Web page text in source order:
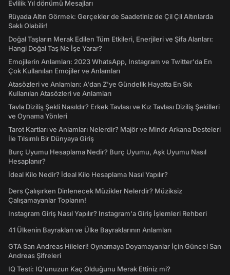
Evlilik Yıl dönümü Mesajları
Rüyada Altın Görmek: Gerçekler de Saadetiniz de Çil Çil Altınlarda
Saklı Olabilir!
Doğal Taşların Merak Edilen Tüm Etkileri, Enerjileri ve Şifa Alanları:
Hangi Doğal Taş Ne İşe Yarar?
Emojilerin Anlamları: 2023 WhatsApp, Instagram ve Twitter'da En
Çok Kullanılan Emojiler ve Anlamları
Atasözleri ve Anlamları: A'dan Z'ye Gündelik Hayatta En Sık
Kullanılan Atasözleri ve Anlamları
Tavla Diziliş Şekli Nasıldır? Erkek Tavlası ve Kız Tavlası Diziliş Şekilleri
ve Oynama Yönleri
Tarot Kartları ve Anlamları Nelerdir? Majör ve Minör Arkana Desteleri
İle Tılsımlı Bir Dünyaya Giriş
Burç Uyumu Hesaplama Nedir? Burç Uyumu, Aşk Uyumu Nasıl
Hesaplanır?
İdeal Kilo Nedir? İdeal Kilo Hesaplama Nasıl Yapılır?
Ders Çalışırken Dinlenecek Müzikler Nelerdir? Müziksiz
Çalışamayanlar Toplanın!
Instagram Giriş Nasıl Yapılır? Instagram'a Giriş İşlemleri Rehberi
41 Ülkenin Bayrakları ve Ülke Bayraklarının Anlamları
GTA San Andreas Hileleri! Oynamaya Doyamayanlar İçin Güncel San
Andreas Şifreleri
IQ Testi: IQ'unuzun Kaç Olduğunu Merak Ettiniz mi?